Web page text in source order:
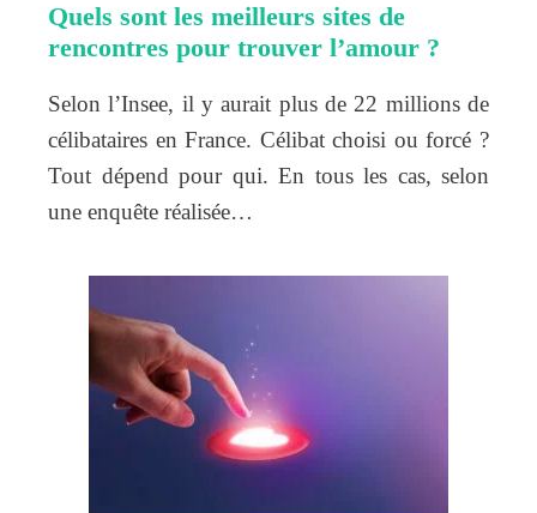
Quels sont les meilleurs sites de
rencontres pour trouver l’amour ?
Selon l’Insee, il y aurait plus de 22 millions de
célibataires en France. Célibat choisi ou forcé ?
Tout dépend pour qui. En tous les cas, selon
une enquête réalisée…